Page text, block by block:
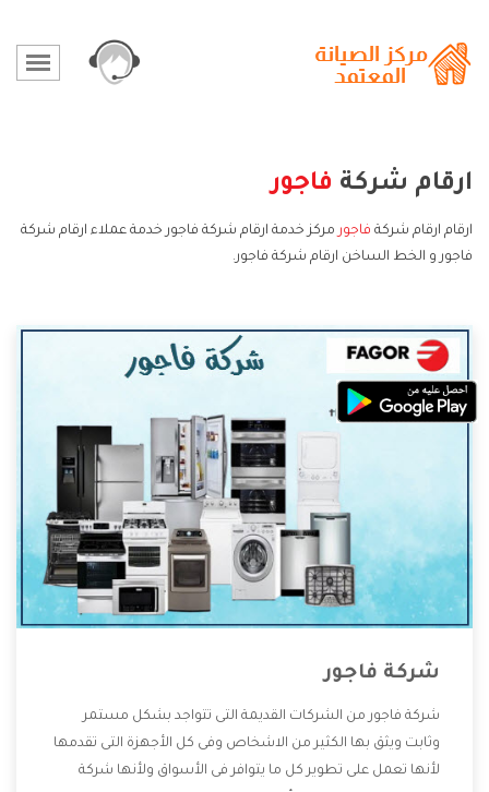
ارقام شركة فاجور
ارقام ارقام شركة فاجور مركز خدمة ارقام شركة فاجور خدمة عملاء ارقام شركة
فاجور و الخط الساخن ارقام شركة فاجور.
شركة فاجور
شركة فاجور من الشركات القديمة التى تتواجد بشكل مستمر
وثابت ويثق بها الكثير من الاشخاص وفى كل الأجهزة التى تقدمها
لأنها تعمل على تطوير كل ما يتوافر فى الأسواق ولأنها شركة